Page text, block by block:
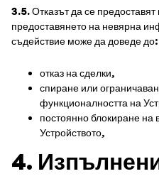
3.5.Отказът да се
предоставянето на невярна
съдействие може да доведе до:
отказ на сделки,
спиране или
функционалността на
постоянно блокиране на
Устройството,
4.